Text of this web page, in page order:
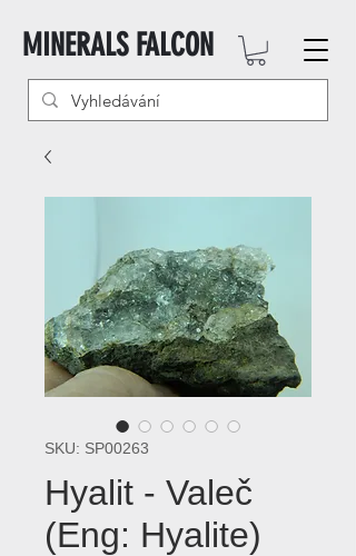
MINERALS FALCON
SKU: SP00263
Hyalit - Valeč
(Eng: Hyalite)